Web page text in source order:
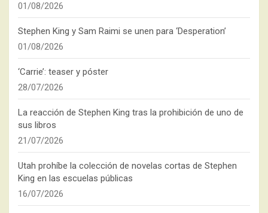
01/08/2026
Stephen King y Sam Raimi se unen para ‘Desperation’
01/08/2026
‘Carrie’: teaser y póster
28/07/2026
La reacción de Stephen King tras la prohibición de uno de
sus libros
21/07/2026
Utah prohíbe la colección de novelas cortas de Stephen
King en las escuelas públicas
16/07/2026